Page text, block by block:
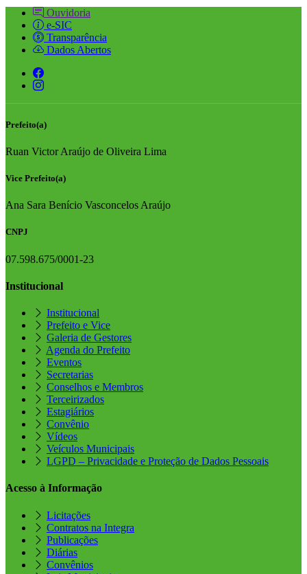
Ouvidoria
e-SIC
Transparência
Dados Abertos
Prefeito(a)
Ruan Victor Araújo de Oliveira Lima
Vice Prefeito(a)
Ana Sara Benício Vasconcelos Araújo
CNPJ
07.598.675/0001-23
Institucional
Institucional
Prefeito e Vice
Galeria de Gestores
Agenda do Prefeito
Eventos
Secretarias
Conselhos e Membros
Terceirizados
Estagiários
Convênio
Vídeos
Veículos Municipais
LGPD – Privacidade e Proteção de Dados Pessoais
Acesso à Informação
Licitações
Contratos na Integra
Publicações
Diárias
Convênios